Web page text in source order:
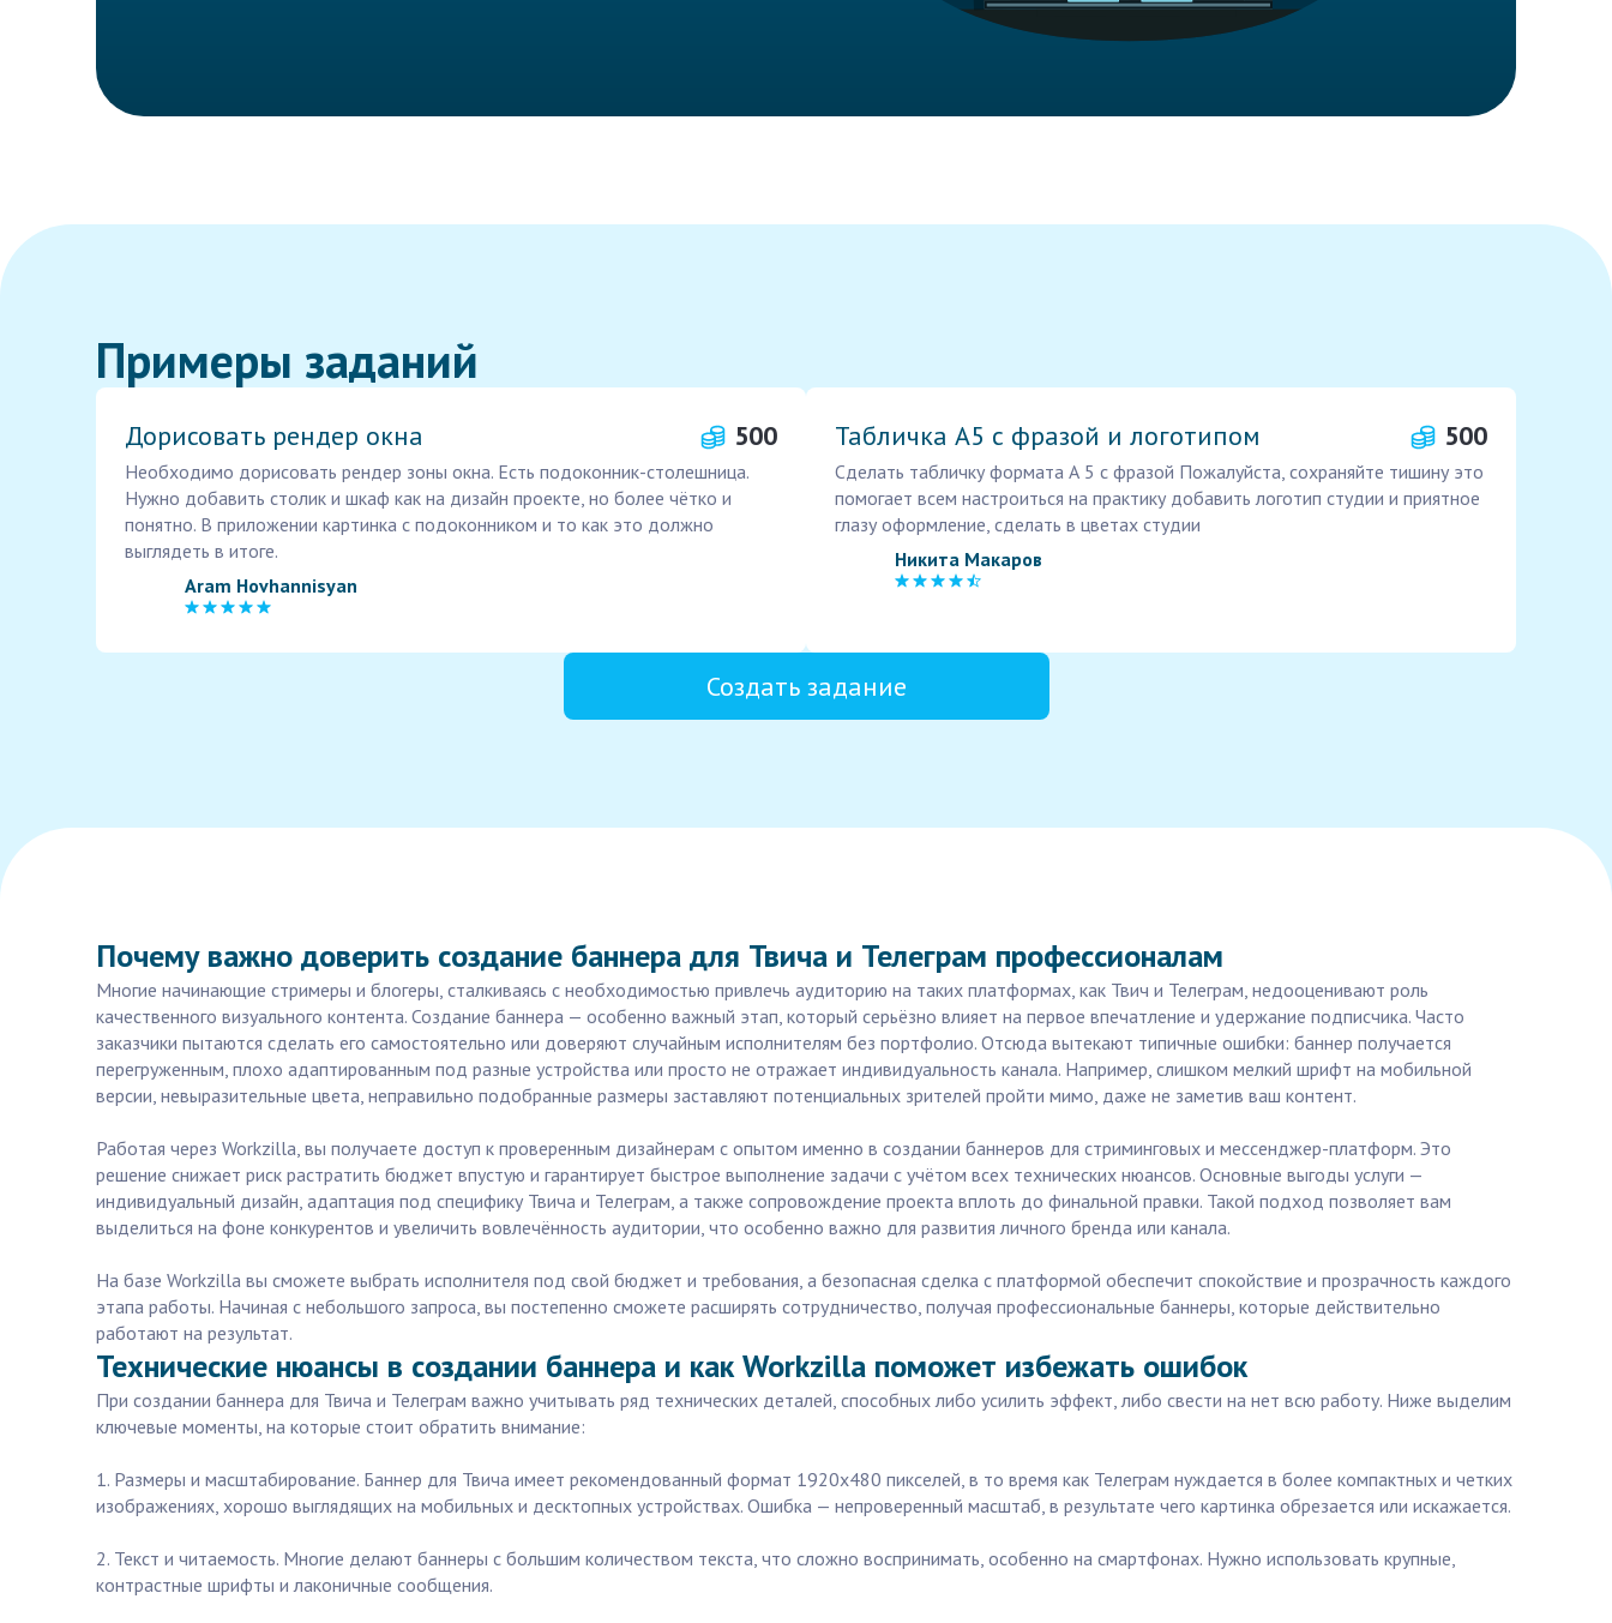
Примеры заданий
Дорисовать рендер окна 500
Необходимо дорисовать рендер зоны окна. Есть подоконник-столешница.
Нужно добавить столик и шкаф как на дизайн проекте, но более чётко и
понятно. В приложении картинка с подоконником и то как это должно
выглядеть в итоге.
Aram Hovhannisyan
Табличка А5 с фразой и логотипом 500
Сделать табличку формата А 5 с фразой Пожалуйста, сохраняйте тишину это
помогает всем настроиться на практику добавить логотип студии и приятное
глазу оформление, сделать в цветах студии
Никита Макаров
Создать задание
Почему важно доверить создание баннера для Твича и Телеграм профессионалам
Многие начинающие стримеры и блогеры, сталкиваясь с необходимостью привлечь аудиторию на таких платформах, как Твич и Телеграм, недооценивают роль
качественного визуального контента. Создание баннера — особенно важный этап, который серьёзно влияет на первое впечатление и удержание подписчика. Часто
заказчики пытаются сделать его самостоятельно или доверяют случайным исполнителям без портфолио. Отсюда вытекают типичные ошибки: баннер получается
перегруженным, плохо адаптированным под разные устройства или просто не отражает индивидуальность канала. Например, слишком мелкий шрифт на мобильной
версии, невыразительные цвета, неправильно подобранные размеры заставляют потенциальных зрителей пройти мимо, даже не заметив ваш контент.
Работая через Workzilla, вы получаете доступ к проверенным дизайнерам с опытом именно в создании баннеров для стриминговых и мессенджер-платформ. Это
решение снижает риск растратить бюджет впустую и гарантирует быстрое выполнение задачи с учётом всех технических нюансов. Основные выгоды услуги —
индивидуальный дизайн, адаптация под специфику Твича и Телеграм, а также сопровождение проекта вплоть до финальной правки. Такой подход позволяет вам
выделиться на фоне конкурентов и увеличить вовлечённость аудитории, что особенно важно для развития личного бренда или канала.
На базе Workzilla вы сможете выбрать исполнителя под свой бюджет и требования, а безопасная сделка с платформой обеспечит спокойствие и прозрачность каждого
этапа работы. Начиная с небольшого запроса, вы постепенно сможете расширять сотрудничество, получая профессиональные баннеры, которые действительно
работают на результат.
Технические нюансы в создании баннера и как Workzilla поможет избежать ошибок
При создании баннера для Твича и Телеграм важно учитывать ряд технических деталей, способных либо усилить эффект, либо свести на нет всю работу. Ниже выделим
ключевые моменты, на которые стоит обратить внимание:
1. Размеры и масштабирование. Баннер для Твича имеет рекомендованный формат 1920x480 пикселей, в то время как Телеграм нуждается в более компактных и четких
изображениях, хорошо выглядящих на мобильных и десктопных устройствах. Ошибка — непроверенный масштаб, в результате чего картинка обрезается или искажается.
2. Текст и читаемость. Многие делают баннеры с большим количеством текста, что сложно воспринимать, особенно на смартфонах. Нужно использовать крупные,
контрастные шрифты и лаконичные сообщения.